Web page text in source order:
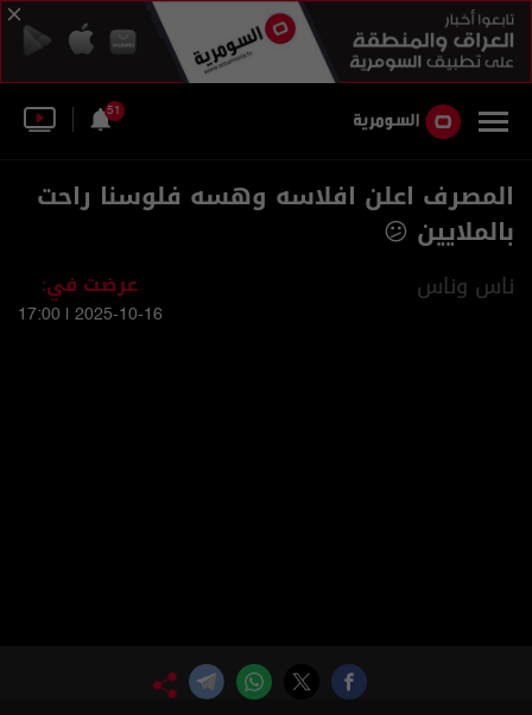
51
المصرف اعلن افلاسه وهسه فلوسنا راحت
بالملايين 😕
ناس وناس عرضت في:
2025-10-16 | 17:00